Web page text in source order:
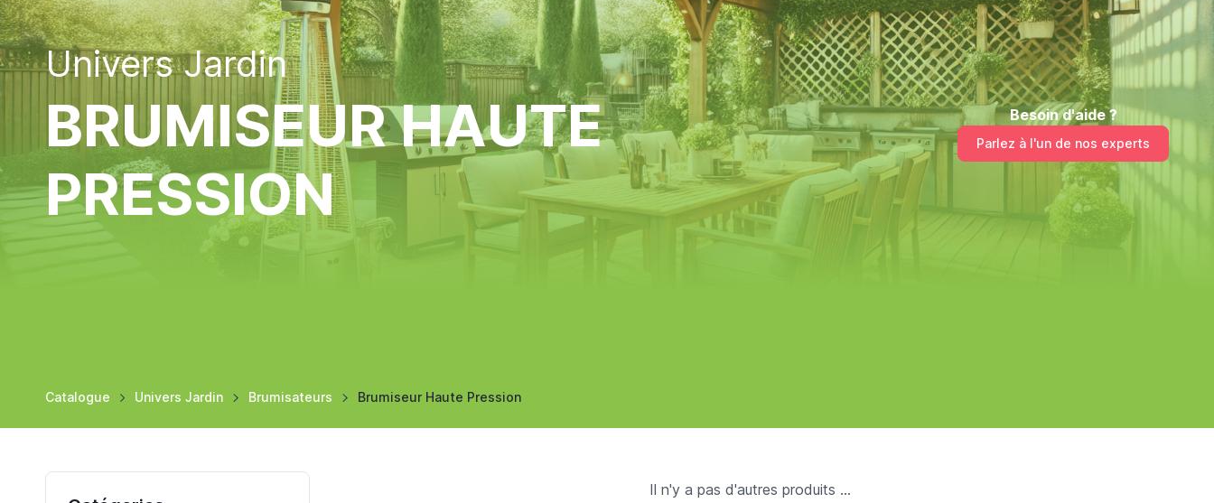
Univers Jardin
BRUMISEUR HAUTE
PRESSION
Besoin d'aide ?
Parlez à l'un de nos experts
Catalogue Univers Jardin Brumisateurs Brumiseur Haute Pression
Il n'y a pas d'autres produits ...